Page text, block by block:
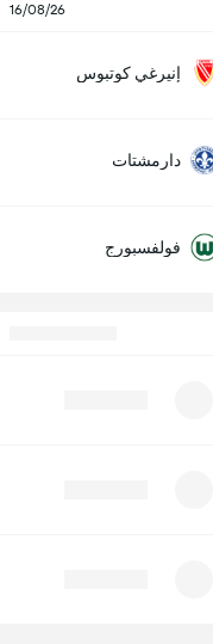
16/08/26
إنيرغي كوتبوس
دارمشتات
فولفسبورج